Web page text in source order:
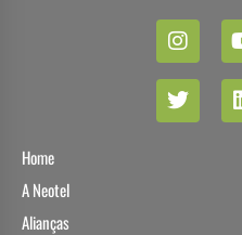
Home
A Neotel
Alianças